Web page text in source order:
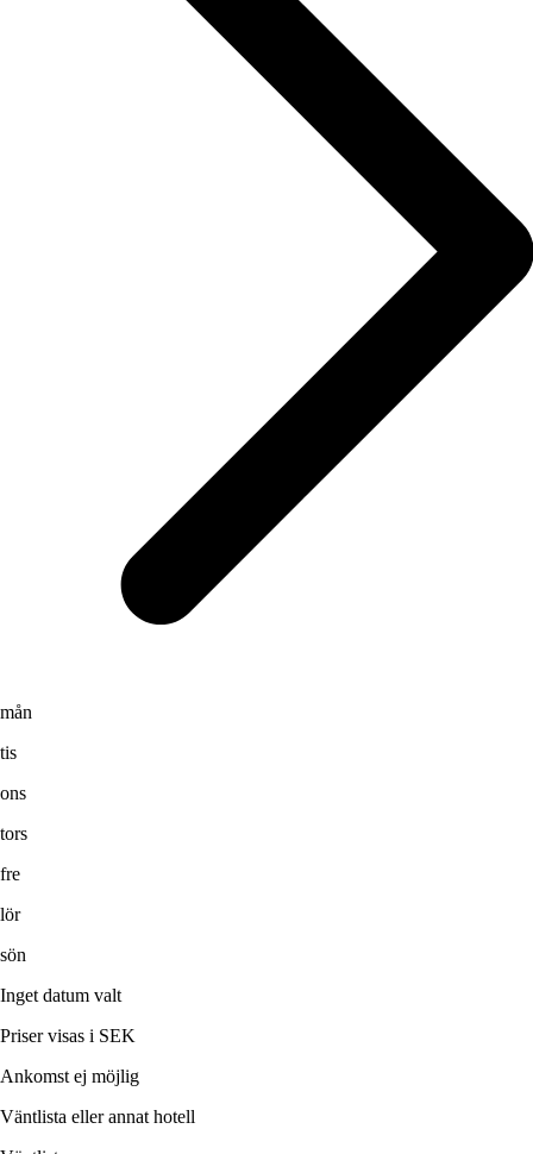
mån
tis
ons
tors
fre
lör
sön
Inget datum valt
Priser visas i SEK
Ankomst ej möjlig
Väntlista eller annat hotell